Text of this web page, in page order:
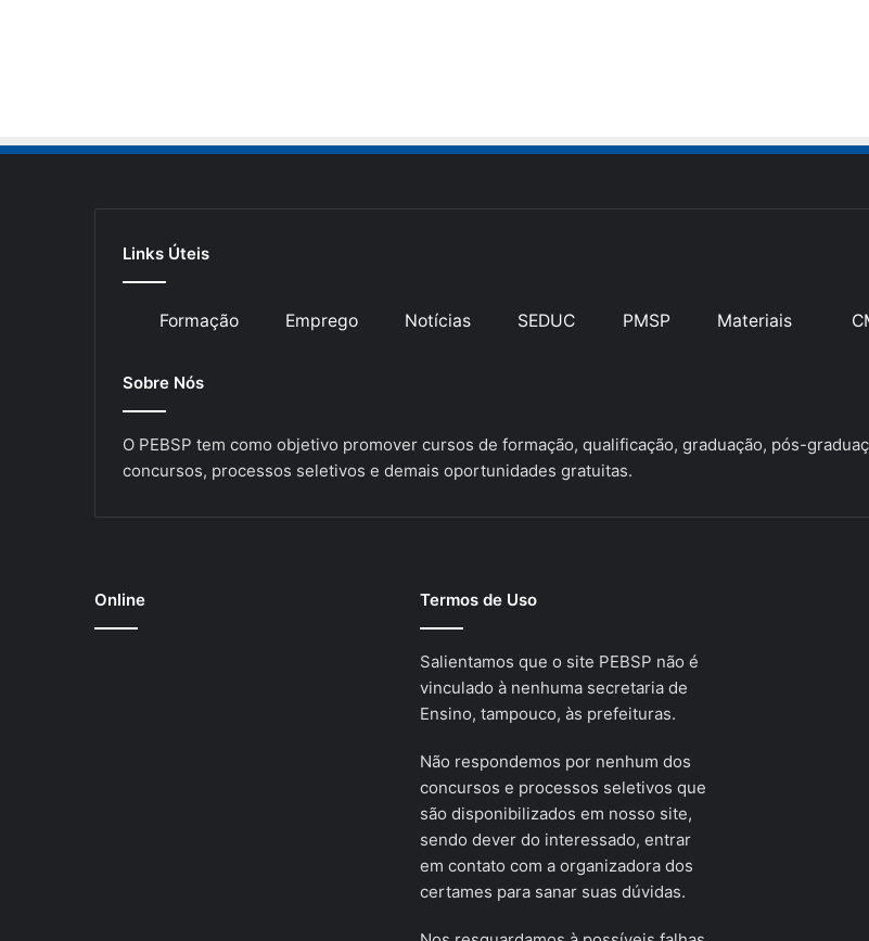
Links Úteis
Formação Emprego Notícias SEDUC PMSP Materiais
Sobre Nós
O PEBSP tem como objetivo promover cursos de formação, qualificação, graduação, pós-
concursos, processos seletivos e demais oportunidades gratuitas.
Online Termos de Uso
Salientamos que o site PEBSP não é
vinculado à nenhuma secretaria de
Ensino, tampouco, às prefeituras.
Não respondemos por nenhum dos
concursos e processos seletivos que
são disponibilizados em nosso site,
sendo dever do interessado, entrar
em contato com a organizadora dos
certames para sanar suas dúvidas.